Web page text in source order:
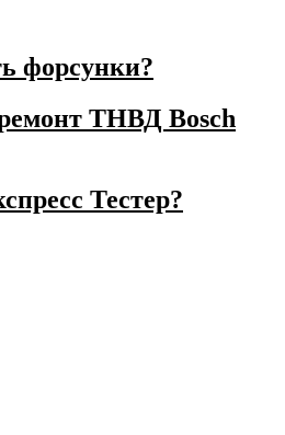
форсунки?
ТНВД Bosch
Тестер?